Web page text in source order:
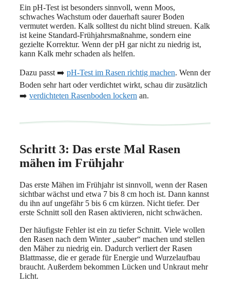
Ein pH-Test ist besonders sinnvoll, wenn Moos,
schwaches Wachstum oder dauerhaft saurer Boden
vermutet werden. Kalk solltest du nicht blind streuen. Kalk
ist keine Standard-Frühjahrsmaßnahme, sondern eine
gezielte Korrektur. Wenn der pH gar nicht zu niedrig ist,
kann Kalk mehr schaden als helfen.
Dazu passt ➡️ pH-Test im Rasen richtig machen. Wenn der
Boden sehr hart oder verdichtet wirkt, schau dir zusätzlich
➡️ verdichteten Rasenboden lockern an.
Schritt 3: Das erste Mal Rasen
mähen im Frühjahr
Das erste Mähen im Frühjahr ist sinnvoll, wenn der Rasen
sichtbar wächst und etwa 7 bis 8 cm hoch ist. Dann kannst
du ihn auf ungefähr 5 bis 6 cm kürzen. Nicht tiefer. Der
erste Schnitt soll den Rasen aktivieren, nicht schwächen.
Der häufigste Fehler ist ein zu tiefer Schnitt. Viele wollen
den Rasen nach dem Winter „sauber“ machen und stellen
den Mäher zu niedrig ein. Dadurch verliert der Rasen
Blattmasse, die er gerade für Energie und Wurzelaufbau
braucht. Außerdem bekommen Lücken und Unkraut mehr
Licht.